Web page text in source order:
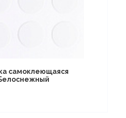
самоклеющаяся